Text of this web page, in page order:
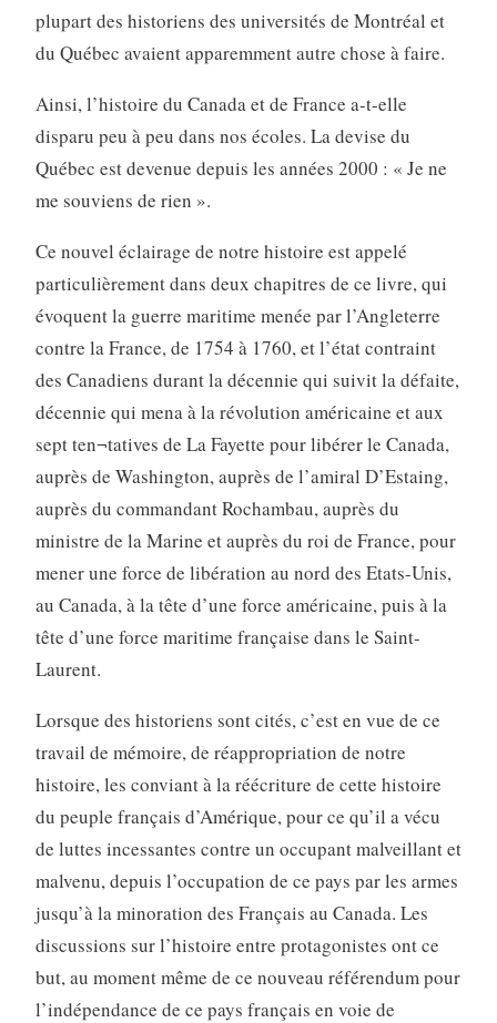
plupart des historiens des universités de Montréal et
du Québec avaient apparemment autre chose à faire.
Ainsi, l’histoire du Canada et de France a-t-elle
disparu peu à peu dans nos écoles. La devise du
Québec est devenue depuis les années 2000 : « Je ne
me souviens de rien ».
Ce nouvel éclairage de notre histoire est appelé
particulièrement dans deux chapitres de ce livre, qui
évoquent la guerre maritime menée par l’Angleterre
contre la France, de 1754 à 1760, et l’état contraint
des Canadiens durant la décennie qui suivit la défaite,
décennie qui mena à la révolution américaine et aux
sept ten¬tatives de La Fayette pour libérer le Canada,
auprès de Washington, auprès de l’amiral D’Estaing,
auprès du commandant Rochambau, auprès du
ministre de la Marine et auprès du roi de France, pour
mener une force de libération au nord des Etats-Unis,
au Canada, à la tête d’une force américaine, puis à la
tête d’une force maritime française dans le Saint-
Laurent.
Lorsque des historiens sont cités, c’est en vue de ce
travail de mémoire, de réappropriation de notre
histoire, les conviant à la réécriture de cette histoire
du peuple français d’Amérique, pour ce qu’il a vécu
de luttes incessantes contre un occupant malveillant et
malvenu, depuis l’occupation de ce pays par les armes
jusqu’à la minoration des Français au Canada. Les
discussions sur l’histoire entre protagonistes ont ce
but, au moment même de ce nouveau référendum pour
l’indépendance de ce pays français en voie de